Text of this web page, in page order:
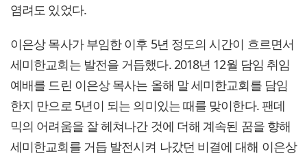
염려도 있었다.
이은상 목사가 부임한 이후 5년 정도의 시간이 흐르면서
세미한교회는 발전을 거듭했다. 2018년 12월 담임 취임
예배를 드린 이은상 목사는 올해 말 세미한교회를 담임
한지 만으로 5년이 되는 의미있는 때를 맞이한다. 팬데
믹의 어려움을 잘 헤쳐나간 것에 더해 계속된 꿈을 향해
세미한교회를 거듭 발전시켜 나갔던 비결에 대해 이은상